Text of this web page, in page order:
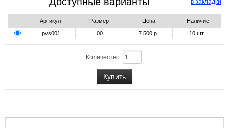
в закладки
Артикул Размер Цена
Наличие
pvs001
00 7 500 р. 10 шт.
Количество: